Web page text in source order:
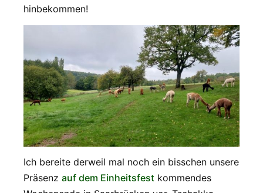
hinbekommen!
Ich bereite derweil mal noch ein bisschen unsere
Präsenz auf dem Einheitsfest kommendes